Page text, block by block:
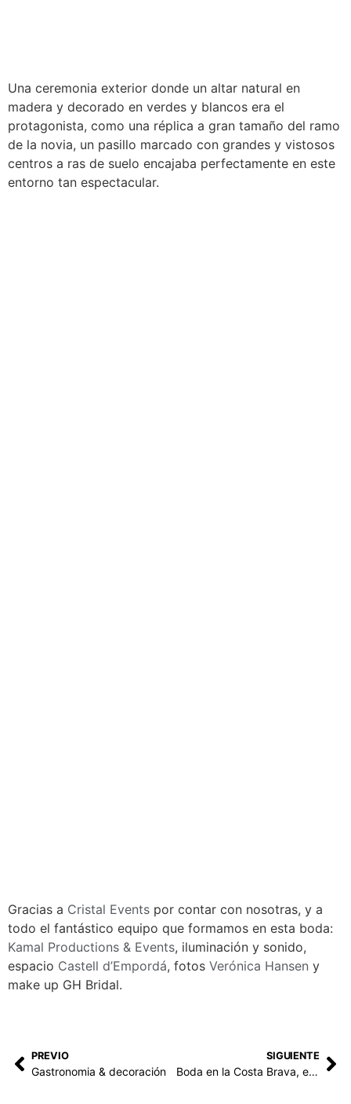
Una ceremonia exterior donde un altar natural en
madera y decorado en verdes y blancos era el
protagonista, como una réplica a gran tamaño del ramo
de la novia, un pasillo marcado con grandes y vistosos
centros a ras de suelo encajaba perfectamente en este
entorno tan espectacular.
Gracias a Cristal Events por contar con nosotras, y a
todo el fantástico equipo que formamos en esta boda:
Kamal Productions & Events, iluminación y sonido,
espacio Castell d’Empordá, fotos Verónica Hansen y
make up GH Bridal.
PREVIO
Gastronomia & decoración
SIGUIENTE
Boda en la Costa Brava, encanto, magia y romanticismo